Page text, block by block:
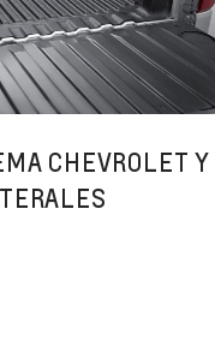
CHEVROLET Y